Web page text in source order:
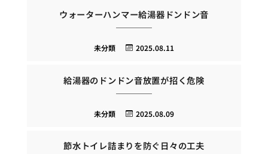
ウォーターハンマー給湯器ドンドン音
2025.08.11
未分類
給湯器のドンドン音放置が招く危険
2025.08.09
未分類
節水トイレ詰まりを防ぐ日々の工夫